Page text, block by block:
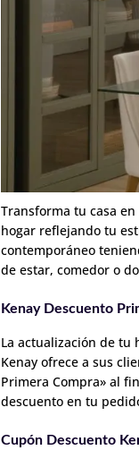
Transforma tu casa
hogar reflejando tu
contemporáneo
de estar, comedor o
Kenay Descuento
La actualización de tu
Kenay ofrece a sus
Primera Compra» al
descuento en tu
Cupón Descuento